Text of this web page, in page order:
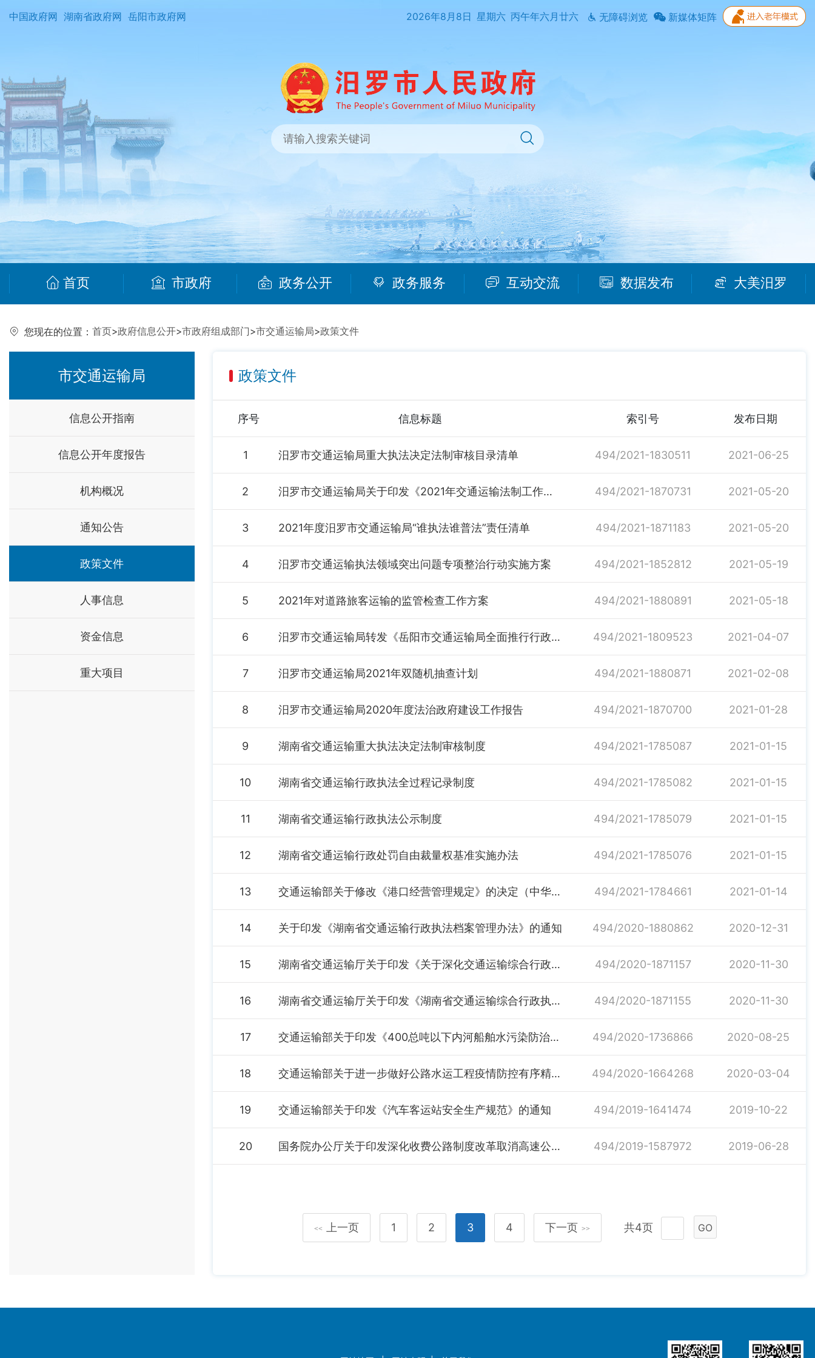
中国政府网 湖南省政府网 岳阳市政府网 2026年8月8日 星期六 丙午年六月廿六 无障碍浏览 新媒体矩阵
首页 市政府 政务公开 政务服务 互动交流 数据发布 大美汨罗
您现在的位置： 首页>政府信息公开>市政府组成部门>市交通运输局>政策文件
市交通运输局
信息公开指南
信息公开年度报告
机构概况
通知公告
政策文件
人事信息
资金信息
重大项目
政策文件
序号 信息标题 索引号 发布日期
1 汨罗市交通运输局重大执法决定法制审核目录清单 494/2021-1830511 2021-06-25
2 汨罗市交通运输局关于印发《2021年交通运输法制工作要点》的通知 494/2021-1870731 2021-05-20
3 2021年度汨罗市交通运输局“谁执法谁普法”责任清单 494/2021-1871183 2021-05-20
4 汨罗市交通运输执法领域突出问题专项整治行动实施方案 494/2021-1852812 2021-05-19
5 2021年对道路旅客运输的监管检查工作方案 494/2021-1880891 2021-05-18
6 汨罗市交通运输局转发《岳阳市交通运输局全面推行行政执法公示制度执法全过程记录重大执法决定法制审核制度的实施方案》的通知 494/2021-1809523 2021-04-07
7 汨罗市交通运输局2021年双随机抽查计划 494/2021-1880871 2021-02-08
8 汨罗市交通运输局2020年度法治政府建设工作报告 494/2021-1870700 2021-01-28
9 湖南省交通运输重大执法决定法制审核制度 494/2021-1785087 2021-01-15
10 湖南省交通运输行政执法全过程记录制度 494/2021-1785082 2021-01-15
11 湖南省交通运输行政执法公示制度 494/2021-1785079 2021-01-15
12 湖南省交通运输行政处罚自由裁量权基准实施办法 494/2021-1785076 2021-01-15
13 交通运输部关于修改《港口经营管理规定》的决定（中华人民共和国交通运输部令2020年第21号） 494/2021-1784661 2021-01-14
14 关于印发《湖南省交通运输行政执法档案管理办法》的通知 494/2020-1880862 2020-12-31
15 湖南省交通运输厅关于印发《关于深化交通运输综合行政执法改革构建高效运行新机制的指导意见》的通知 494/2020-1871157 2020-11-30
16 湖南省交通运输厅关于印发《湖南省交通运输综合行政执法协作办法（试行）》的通知 494/2020-1871155 2020-11-30
17 交通运输部关于印发《400总吨以下内河船舶水污染防治管理办法》的通知 494/2020-1736866 2020-08-25
18 交通运输部关于进一步做好公路水运工程疫情防控有序精准推动复工开工的通知 494/2020-1664268 2020-03-04
19 交通运输部关于印发《汽车客运站安全生产规范》的通知 494/2019-1641474 2019-10-22
20 国务院办公厅关于印发深化收费公路制度改革取消高速公路省界收费站实施方案的通知 494/2019-1587972 2019-06-28
<< 上一页 1 2 3 4 下一页 >> 共4页 GO